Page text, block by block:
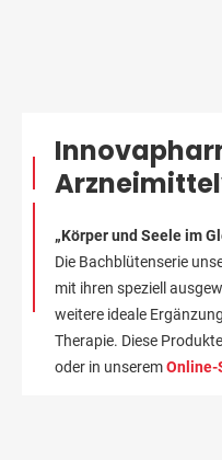
„Körper und Seele im
Die Bachblütenserie
mit ihren speziell
weitere ideale
Therapie. Diese
oder in unseremOnline-